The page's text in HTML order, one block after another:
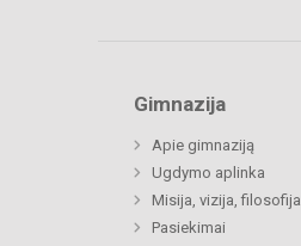
Gimnazija
Apie gimnaziją
Ugdymo aplinka
Misija, vizija, filosofija
Pasiekimai